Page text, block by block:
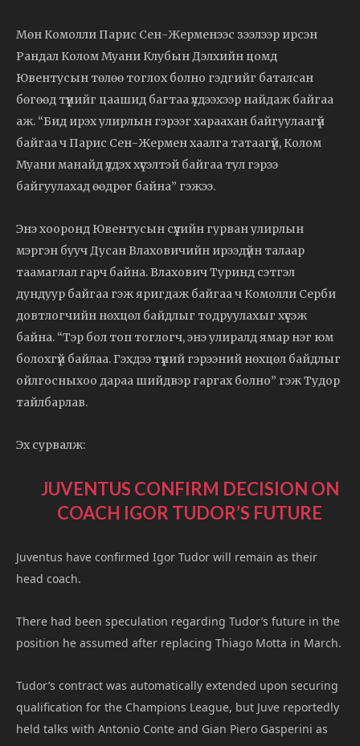
Мөн Комолли Парис Сен-Жерменээс зээлээр ирсэн
Рандал Колом Муани Клубын Дэлхийн цомд
Ювентусын төлөө тоглох болно гэдгийг баталсан
бөгөөд түүнийг цаашид багтаа үлдээхээр найдаж байгаа
аж. “Бид ирэх улирлын гэрээг хараахан байгуулаагүй
байгаа ч Парис Сен-Жермен хаалга татаагүй, Колом
Муани манайд үлдэх хүсэлтэй байгаа тул гэрээ
байгуулахад өөдрөг байна” гэжээ.
Энэ хооронд Ювентусын сүүлийн гурван улирлын
мэргэн бууч Дусан Влаховичийн ирээдүйн талаар
таамаглал гарч байна. Влахович Туринд сэтгэл
дундуур байгаа гэж яригдаж байгаа ч Комолли Серби
довтлогчийн нөхцөл байдлыг тодруулахыг хүсэж
байна. “Тэр бол топ тоглогч, энэ улиралд ямар нэг юм
болохгүй байлаа. Гэхдээ түүний гэрээний нөхцөл байдлыг
ойлгосныхоо дараа шийдвэр гаргах болно” гэж Тудор
тайлбарлав.
Эх сурвалж:
JUVENTUS CONFIRM DECISION ON
COACH IGOR TUDOR’S FUTURE
Juventus have confirmed Igor Tudor will remain as their
head coach.
There had been speculation regarding Tudor’s future in the
position he assumed after replacing Thiago Motta in March.
Tudor’s contract was automatically extended upon securing
qualification for the Champions League, but Juve reportedly
held talks with Antonio Conte and Gian Piero Gasperini as